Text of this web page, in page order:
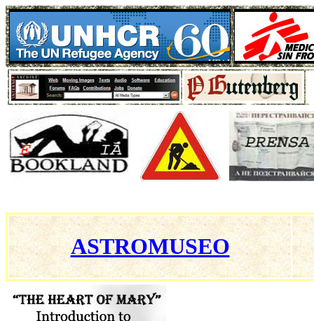
ASTROMUSEO